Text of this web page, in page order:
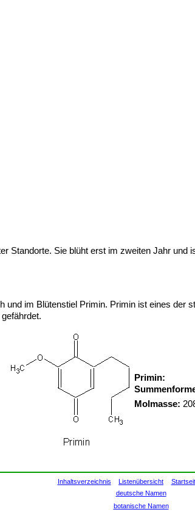
Standorte. Sie blüht erst im zweiten Jahr
im Blütenstiel Primin. Primin ist eines
Primin:
Molmasse:
Inhaltsverzeichnis Listenübersicht
deutsche Namen
botanische Namen